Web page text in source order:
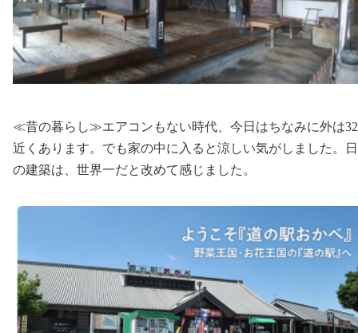
≪昔の暮らし≫エアコンもない時代、今日はちなみに外は
近くあります。でも家の中に入ると涼しい気がしました。
の建築は、世界一だと改めて感じました。